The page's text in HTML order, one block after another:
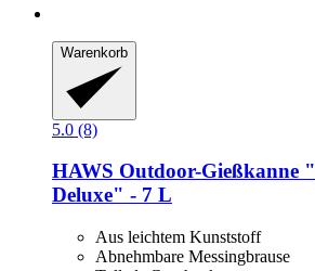
Warenkorb
5.0 (8)
HAWS Outdoor-​Gießkanne
Deluxe" -​ 7 L
Aus leichtem Kunststoff
Abnehmbare Messingbrause